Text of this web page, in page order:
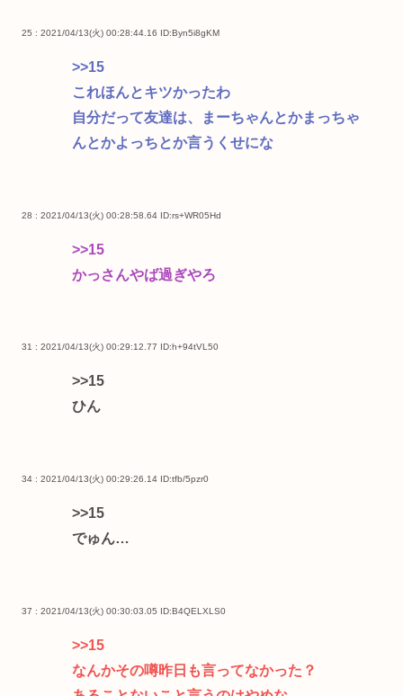
25 : 2021/04/13(火) 00:28:44.16 ID:Byn5i8gKM
>>15
これほんとキツかったわ
自分だって友達は、まーちゃんとかまっちゃ
んとかよっちとか言うくせにな
28 : 2021/04/13(火) 00:28:58.64 ID:rs+WR05Hd
>>15
かっさんやば過ぎやろ
31 : 2021/04/13(火) 00:29:12.77 ID:h+94tVL50
>>15
ひん
34 : 2021/04/13(火) 00:29:26.14 ID:tfb/5pzr0
>>15
でゅん…
37 : 2021/04/13(火) 00:30:03.05 ID:B4QELXLS0
>>15
なんかその噂昨日も言ってなかった？